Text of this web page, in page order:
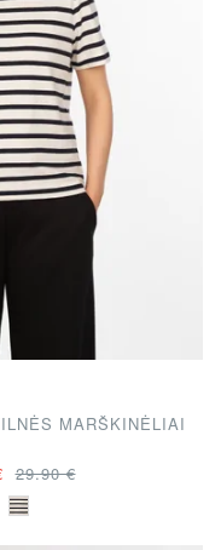
MARŠKINĖLIAI
29.90 €